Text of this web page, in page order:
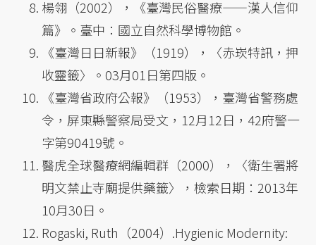
楊翎（2002），《臺灣民俗醫療——漢人信仰
篇》。臺中：國立自然科學博物館。
《臺灣日日新報》（1919），〈赤崁特訊，押
收靈籤〉。03月01日第四版。
《臺灣省政府公報》（1953），臺灣省警務處
令，屏東縣警察局受文，12月12日，42府警一
字第90419號。
醫虎全球醫療網編輯群（2000），〈衛生署將
明文禁止寺廟提供藥籤〉，檢索日期：2013年
10月30日。
Rogaski, Ruth（2004）.Hygienic Modernity: